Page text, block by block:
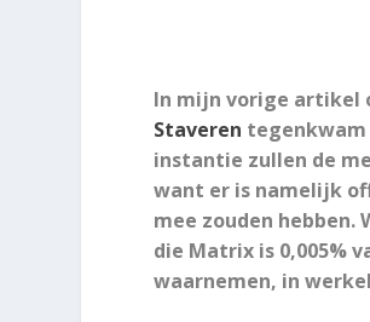
In mijn vorige artikel
Staveren tegenkwam
instantie zullen de
want er is namelijk
mee zouden hebben.
die Matrix is 0,005%
waarnemen, in